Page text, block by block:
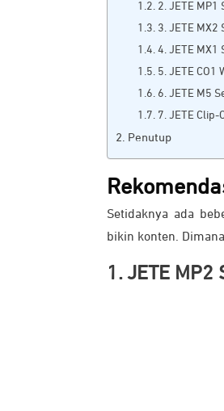
2. JETE MP1
3. JETE MX2
4. JETE MX1
5. JETE CO1
6. JETE M5
7. JETE Clip-
Penutup
Setidaknya ada
bikin konten.
1. JETE MP2